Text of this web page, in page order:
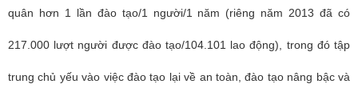
quân hơn 1 lần đào tạo/1 người/1 năm (riêng năm 2013 đã có
217.000 lượt người được đào tạo/104.101 lao động), trong đó tập
trung chủ yếu vào việc đào tạo lại về an toàn, đào tạo nâng bậc và